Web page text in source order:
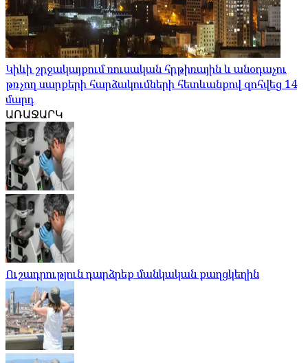
Կիևի շրջակայքում ռուսական հրթիռային և անօդաչու
թռչող սարքերի հարձակումների հետևանքով զոհվեց 14
մարդ
ԱՌԱՋԱՐԿ
Ուշադրություն դարձրեք մանկական քաղցկեղին